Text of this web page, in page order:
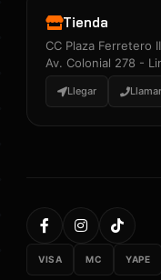
Tienda
CC Plaza Ferretero
Av. Colonial 278 -
Llegar Llamar
VISA MC YAPE